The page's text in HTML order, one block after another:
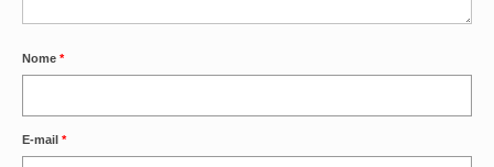
LGBTQIA+
OFICIAIS DE JUSTIÇA
SAÚDE
Nome *
E-mail *